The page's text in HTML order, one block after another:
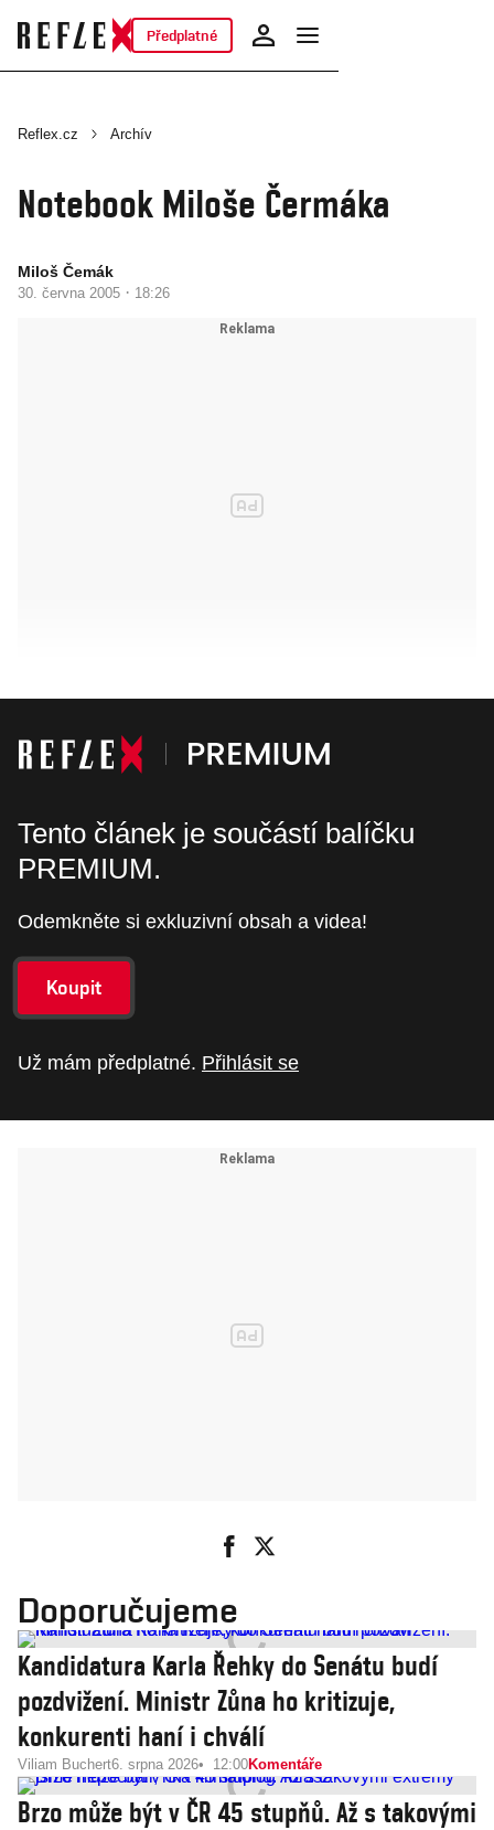
Předplatné
Reflex.cz Archív
Notebook Miloše Čermáka
Miloš Čemák
30. června 2005 · 18:26
Tento článek je součástí balíčku
PREMIUM.
Odemkněte si exkluzivní obsah a videa!
Koupit
Už mám předplatné. Přihlásit se
Doporučujeme
Kandidatura Karla Řehky do Senátu budí
pozdvižení. Ministr Zůna ho kritizuje,
konkurenti haní i chválí
Viliam Buchert6. srpna 2026 12:00Komentáře
Brzo může být v ČR 45 stupňů. Až s takovými